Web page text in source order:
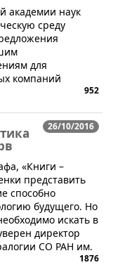
академии наук
среду
для
компаний
952
26/10/2016
«Книги –
представить
способно
будущего. Но
искать в
директор
СО РАН им.
1876